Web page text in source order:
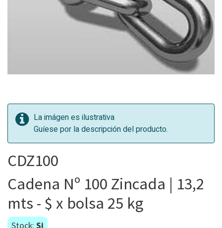
La imágen es ilustrativa
Guíese por la descripción del producto.
CDZ100
Cadena Nº 100 Zincada | 13,2
mts - $ x bolsa 25 kg
Stock: Si